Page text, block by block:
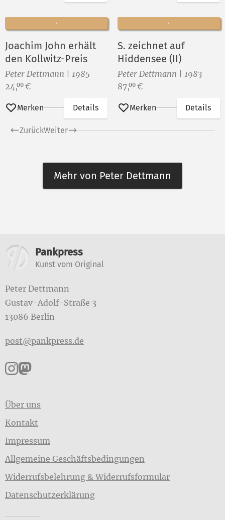
Joachim John erhält
den Kollwitz-Preis
Peter Dettmann | 1985
Preis:
24,00 €
Merken Details
S. zeichnet auf
Hiddensee (II)
Peter Dettmann | 1983
Preis:
87,00 €
Merken Details
ZurückWeiter
Mehr von Peter Dettmann
Weitere Informationen
Pankpress
Kunst vom Original
Peter Dettmann
Gustav-Adolf-Straße 3
13086 Berlin
post@pankpress.de
Pankpress auf Instagram
Pankpress auf Mastodon
Über uns
Kontakt
Impressum
Allgemeine Geschäftsbedingungen
Widerrufsbelehrung & Widerrufsformular
Datenschutzerklärung